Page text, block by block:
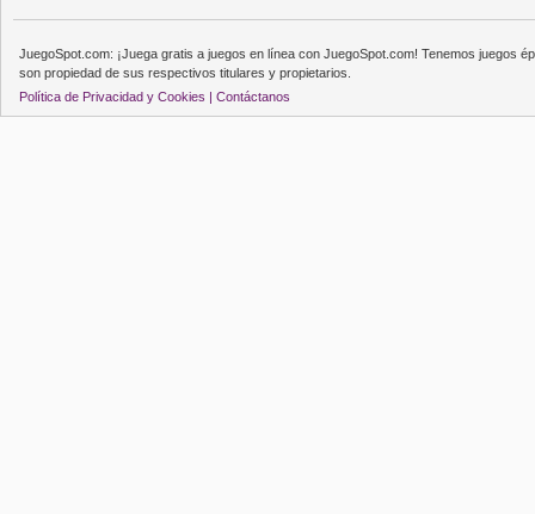
JuegoSpot.com: ¡Juega gratis a juegos en línea con JuegoSpot.com! Tenemos juegos
son propiedad de sus respectivos titulares y propietarios.
Política de Privacidad y Cookies | Contáctanos